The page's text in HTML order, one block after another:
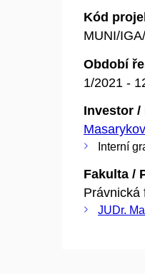
Kód
MUNI/
Období
1/2021 -
Investor /
Interní
Fakulta /
Právnická
JUDr.